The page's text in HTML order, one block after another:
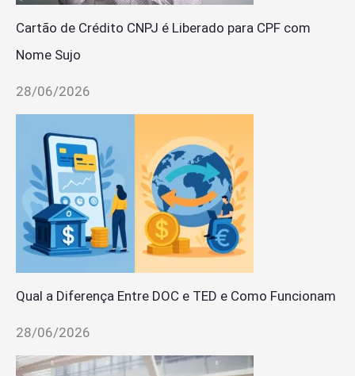
Cartão de Crédito CNPJ é Liberado para CPF com
Nome Sujo
28/06/2026
Qual a Diferença Entre DOC e TED e Como Funcionam
28/06/2026